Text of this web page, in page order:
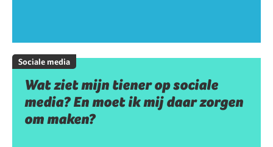
Sociale media
Wat ziet mijn tiener op sociale
media? En moet ik mij daar zorgen
om maken?